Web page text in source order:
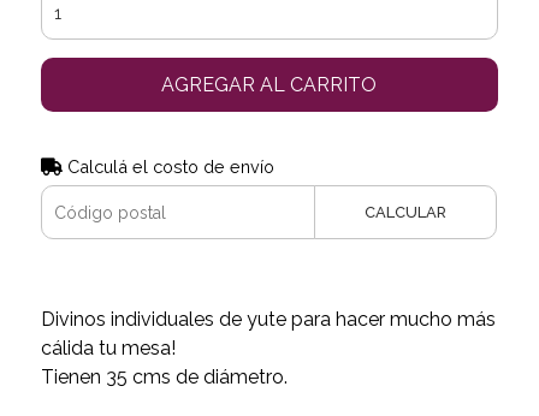
AGREGAR AL CARRITO
Calculá el costo de envío
CALCULAR
Divinos individuales de yute para hacer mucho más
cálida tu mesa!
Tienen 35 cms de diámetro.